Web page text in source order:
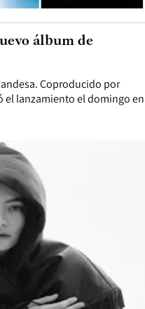
Coproducido por
el lanzamiento el domingo en
álbum de